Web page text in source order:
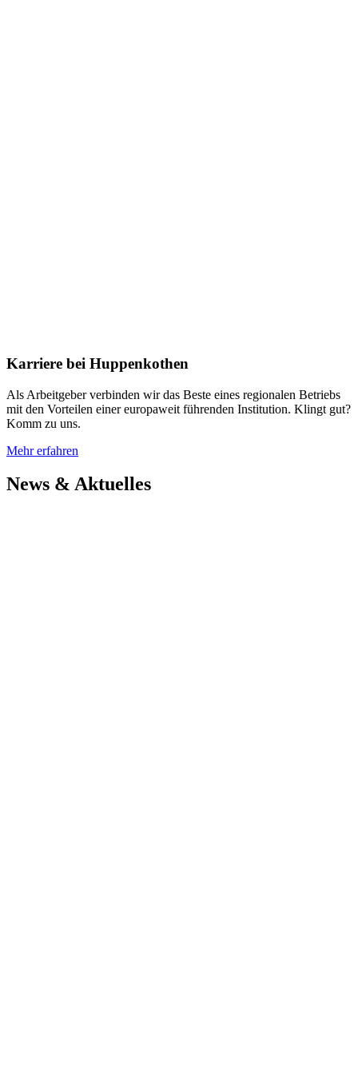
Karriere bei Huppenkothen
Als Arbeitgeber verbinden wir das Beste eines regionalen Betriebs
mit den Vorteilen einer europaweit führenden Institution. Klingt gut?
Komm zu uns.
Mehr erfahren
News & Aktuelles